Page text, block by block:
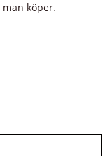
köper.